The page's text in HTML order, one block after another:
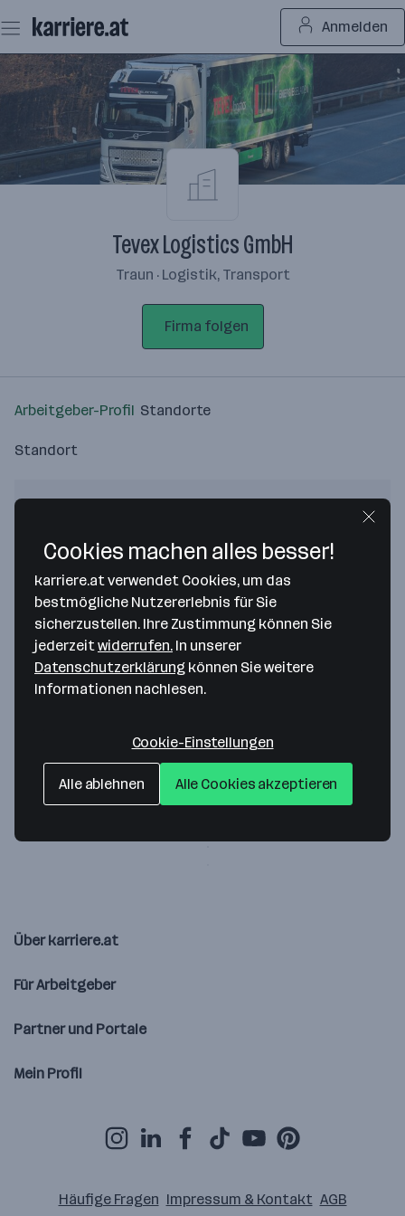
Seiteninhalt
springen
Anmelden
Tevex Logistics GmbH
Traun · Logistik, Transport
Firma folgen
Arbeitgeber-Profil Standorte
Standort
Bitte stimme unseren Cookie-
Richtlinien zu, um diese Karte
anzuzeigen.
Zustimmung geben
Tevex Logistics GmbH
Johann-Roithner-Straße 131
Über karriere.at
Für Arbeitgeber
Partner und Portale
Mein Profil
Häufige Fragen Impressum & Kontakt AGB
Cookies machen alles besser!
karriere.at verwendet Cookies, um das
bestmögliche Nutzererlebnis für Sie
sicherzustellen. Ihre Zustimmung können Sie
jederzeitwiderrufen. In unserer
Datenschutzerklärung können Sie weitere
Informationen nachlesen.
Cookie-Einstellungen
Alle ablehnen Alle Cookies akzeptieren